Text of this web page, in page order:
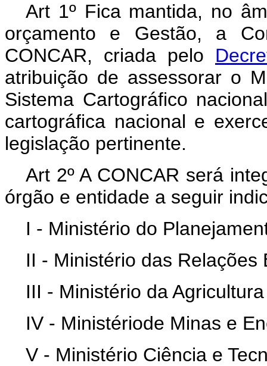
Art 1º Fica mantida, no
orçamento e Gestão, a
CONCAR, criada pelo
atribuição de assessorar o
Sistema Cartográfico
cartográfica nacional e
legislação pertinente.
Art 2º A CONCAR será
órgão e entidade a seguir
I - Ministério do
II - Ministério das Relações
III - Ministério da
IV - Ministériode Minas e
V - Ministério Ciência e